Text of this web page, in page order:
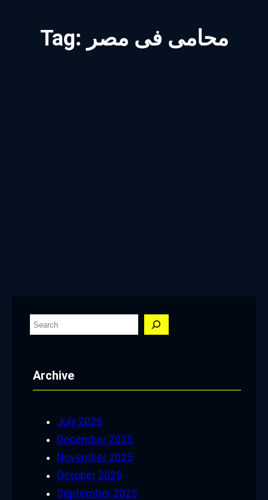
Tag: محامى فى مصر
S
rArchive
July 2026
December 2025
November 2025
October 2025
September 2025